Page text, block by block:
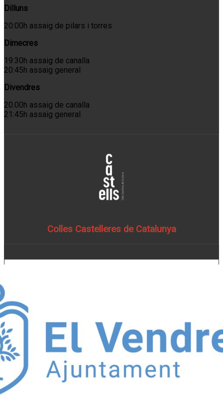
Dilluns
20:00h assaig de pilars i torres
Dimecres
19:30h assaig de canalla
20:45h assaig general
Divendres
20.00h assaig de canalla
21:45h assaig general
Colles Castelleres de Catalunya